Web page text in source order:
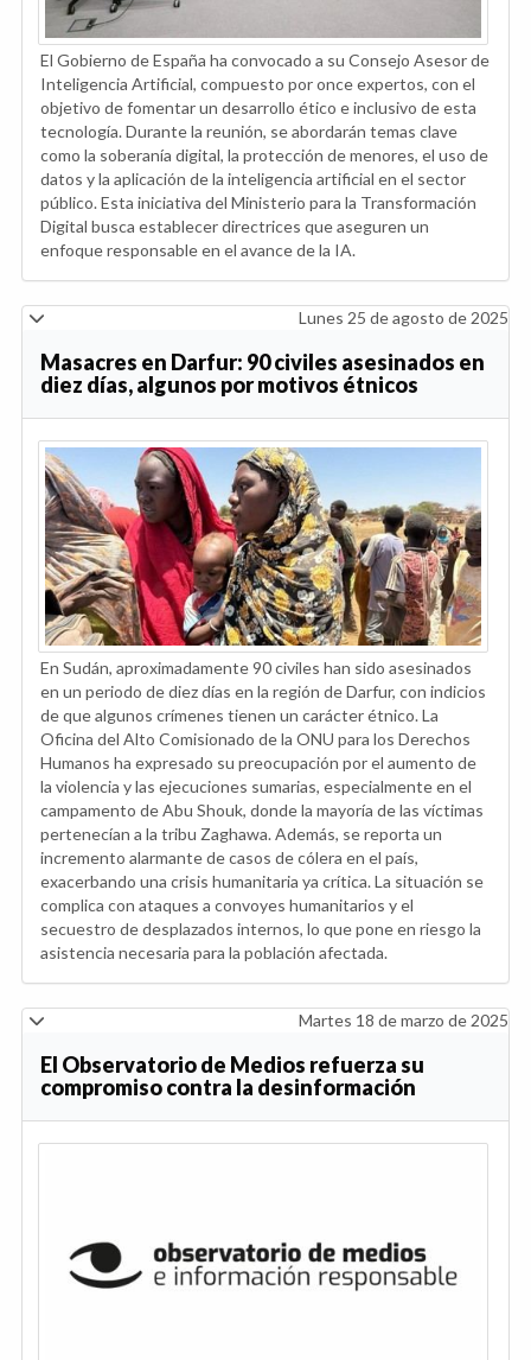
El Gobierno de España ha convocado a su Consejo Asesor de
Inteligencia Artificial, compuesto por once expertos, con el
objetivo de fomentar un desarrollo ético e inclusivo de esta
tecnología. Durante la reunión, se abordarán temas clave
como la soberanía digital, la protección de menores, el uso de
datos y la aplicación de la inteligencia artificial en el sector
público. Esta iniciativa del Ministerio para la Transformación
Digital busca establecer directrices que aseguren un
enfoque responsable en el avance de la IA.
Lunes 25 de agosto de 2025
Masacres en Darfur: 90 civiles asesinados en
diez días, algunos por motivos étnicos
En Sudán, aproximadamente 90 civiles han sido asesinados
en un periodo de diez días en la región de Darfur, con indicios
de que algunos crímenes tienen un carácter étnico. La
Oficina del Alto Comisionado de la ONU para los Derechos
Humanos ha expresado su preocupación por el aumento de
la violencia y las ejecuciones sumarias, especialmente en el
campamento de Abu Shouk, donde la mayoría de las víctimas
pertenecían a la tribu Zaghawa. Además, se reporta un
incremento alarmante de casos de cólera en el país,
exacerbando una crisis humanitaria ya crítica. La situación se
complica con ataques a convoyes humanitarios y el
secuestro de desplazados internos, lo que pone en riesgo la
asistencia necesaria para la población afectada.
Martes 18 de marzo de 2025
El Observatorio de Medios refuerza su
compromiso contra la desinformación